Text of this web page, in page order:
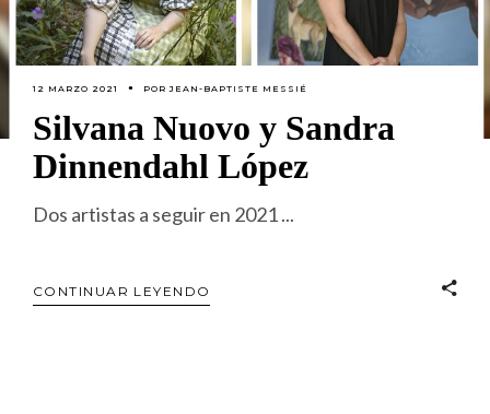
12 MARZO 2021 PORJEAN-BAPTISTE MESSIÉ
Silvana Nuovo y Sandra
Dinnendahl López
Dos artistas a seguir en 2021
CONTINUAR LEYENDO